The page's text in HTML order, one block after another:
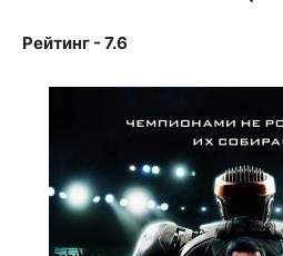
Рейтинг - 7.6